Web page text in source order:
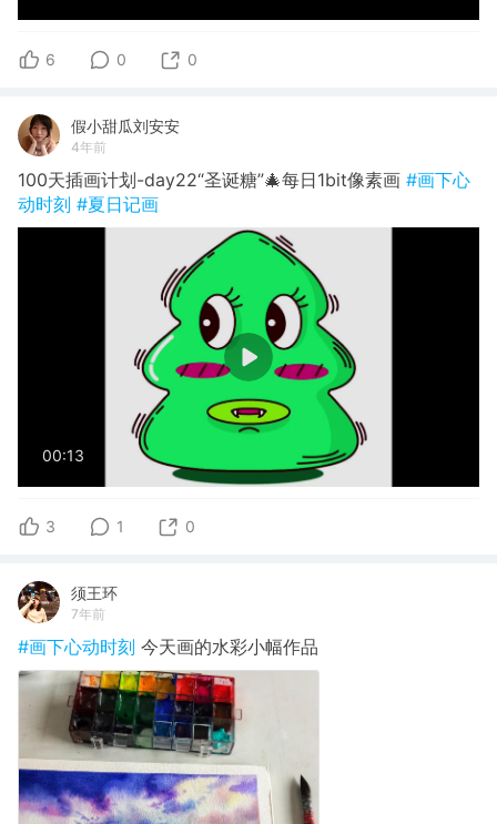
6 0 0
假小甜瓜刘安安
4年前
100天插画计划-day22“圣诞糖”🎄每日1bit像素画 #画下心
动时刻 #夏日记画
00:13
3 1 0
须王环
7年前
#画下心动时刻 今天画的水彩小幅作品